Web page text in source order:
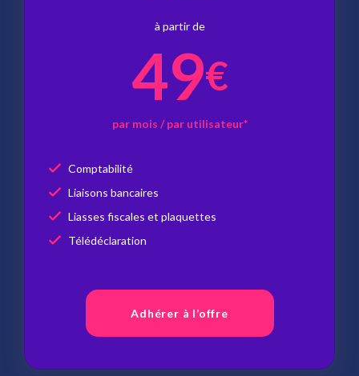
à partir de
49€
par mois / par utilisateur*
Comptabilité
Liaisons bancaires
Liasses fiscales et plaquettes
Télédéclaration
Adhérer à l’offre